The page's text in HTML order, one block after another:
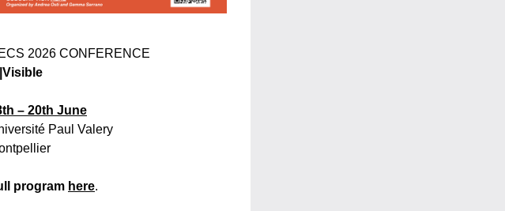
2026 CONFERENCE
– 20th June
Paul Valery
program here.